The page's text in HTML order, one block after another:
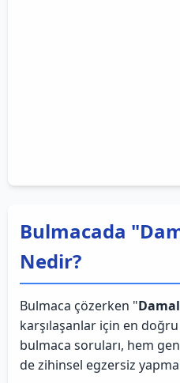
Bulmacada
Nedir?
Bulmaca çözerken "
karşılaşanlar için en
bulmaca soruları, hem
de zihinsel egzersiz